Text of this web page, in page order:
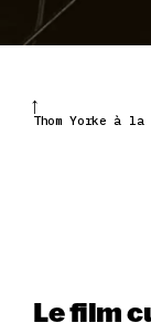
Thom Yorke à
Le film